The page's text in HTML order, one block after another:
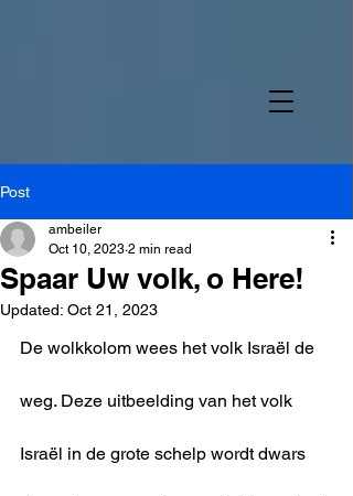
Post
Spaar Uw volk, o Here!
ambeiler
Oct 10, 2023 2 min read
Updated: Oct 21, 2023
De wolkkolom wees het volk Israël de
weg. Deze uitbeelding van het volk
Israël in de grote schelp wordt dwars